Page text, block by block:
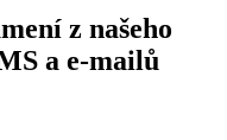
z našeho
a e-mailů